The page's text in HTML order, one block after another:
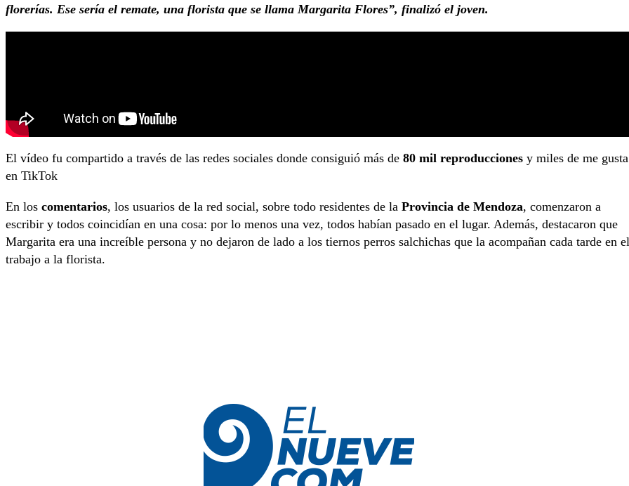
florerías. Ese sería el remate, una florista que se llama Margarita Flores”, finalizó el joven.
El vídeo fu compartido a través de las redes sociales donde consiguió más de 80 mil reproducciones y miles de me gusta
en TikTok
En los comentarios, los usuarios de la red social, sobre todo residentes de la Provincia de Mendoza, comenzaron a
escribir y todos coincidían en una cosa: por lo menos una vez, todos habían pasado en el lugar. Además, destacaron que
Margarita era una increíble persona y no dejaron de lado a los tiernos perros salchichas que la acompañan cada tarde en el
trabajo a la florista.